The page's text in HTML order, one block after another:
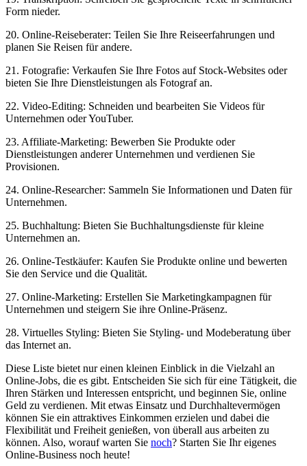
Form nieder.
20.‌ Online-Reiseberater: Teilen Sie Ihre Reiseerfahrungen und
planen Sie Reisen für andere.
21. Fotografie: Verkaufen Sie Ihre Fotos ⁢auf ⁢Stock-Websites⁣ oder⁢
bieten Sie Ihre⁢ Dienstleistungen als Fotograf an.
22. Video-Editing: Schneiden ⁢und bearbeiten Sie Videos für
Unternehmen ⁢oder ​YouTuber.
23. Affiliate-Marketing: Bewerben Sie Produkte oder
Dienstleistungen ⁢anderer Unternehmen und​ verdienen Sie
Provisionen.
24. Online-Researcher:‍ Sammeln Sie​ Informationen und Daten‍ für
‌Unternehmen.
25. Buchhaltung: Bieten Sie‍ Buchhaltungsdienste für kleine
Unternehmen an.
26. Online-Testkäufer: Kaufen Sie Produkte⁤ online und bewerten
Sie ⁤den Service und die Qualität.
27. Online-Marketing: ‌Erstellen Sie ⁤Marketingkampagnen für
Unternehmen und steigern Sie ihre Online-Präsenz.
28. Virtuelles Styling: Bieten‌ Sie⁢ Styling- und Modeberatung über
das⁢ Internet an.
Diese Liste bietet nur einen​ kleinen Einblick in die ⁢Vielzahl an
Online-Jobs, die es gibt. Entscheiden Sie sich für eine Tätigkeit, ⁣die
Ihren Stärken‍ und Interessen entspricht, und beginnen‌ Sie, ‍online
Geld zu verdienen. Mit etwas Einsatz und Durchhaltevermögen‌
können Sie ein attraktives Einkommen erzielen und dabei die
Flexibilität und‌ Freiheit genießen, von überall aus arbeiten zu
können. ⁢Also, worauf​ warten Sie‌ noch? Starten ⁤Sie Ihr eigenes
Online-Business noch heute!